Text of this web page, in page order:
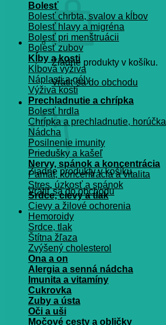
Žiadne produkty v košíku.
Vrátiť sa do obchodu
Košík
Žiadne produkty v košíku.
Vrátiť sa do obchodu
Bolesť
Bolesť chrbta, svalov a kĺbov
Bolesť hlavy a migréna
Bolesť pri menštruácii
Bolesť zubov
Kĺby a kosti
Kĺbová výživa
Náplasti a gély
Výživa kostí
Prechladnutie a chrípka
Bolesť hrdla
Chrípka a prechladnutie, horúčka
Nádcha
Posilnenie imunity
Priedušky a kašeľ
Nervy, spánok a koncentrácia
Pamät, koncentrácia a vitalita
Stres, úzkosť a spánok
Srdce, cievy a tlak
Cievy a žilové ochorenia
Hemoroidy
Srdce, tlak
Štítna žľaza
Zvýšený cholesterol
Ona a on
Alergia a senná nádcha
Imunita a vitamíny
Cukrovka
Zuby a ústa
Oči a uši
Močové cesty a obličky